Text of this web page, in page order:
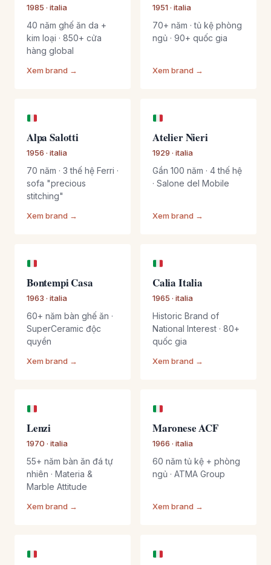
1985 · italia
40 năm ghế ăn da +
kim loại · 850+ cửa
hàng global
Xem brand →
1951 · italia
70+ năm · tủ kệ phòng
ngủ · 90+ quốc gia
Xem brand →
Alpa Salotti
1956 · italia
70 năm · 3 thế hệ Ferri ·
sofa "precious
stitching"
Xem brand →
Atelier Nieri
1929 · italia
Gần 100 năm · 4 thế hệ
· Salone del Mobile
Xem brand →
Bontempi Casa
1963 · italia
60+ năm bàn ghế ăn ·
SuperCeramic độc
quyền
Xem brand →
Calia Italia
1965 · italia
Historic Brand of
National Interest · 80+
quốc gia
Xem brand →
Lenzi
1970 · italia
55+ năm bàn ăn đá tự
nhiên · Materia &
Marble Attitude
Xem brand →
Maronese ACF
1966 · italia
60 năm tủ kệ + phòng
ngủ · ATMA Group
Xem brand →